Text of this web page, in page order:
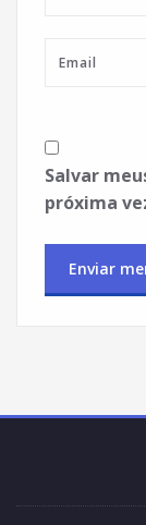
Salvar
próxima